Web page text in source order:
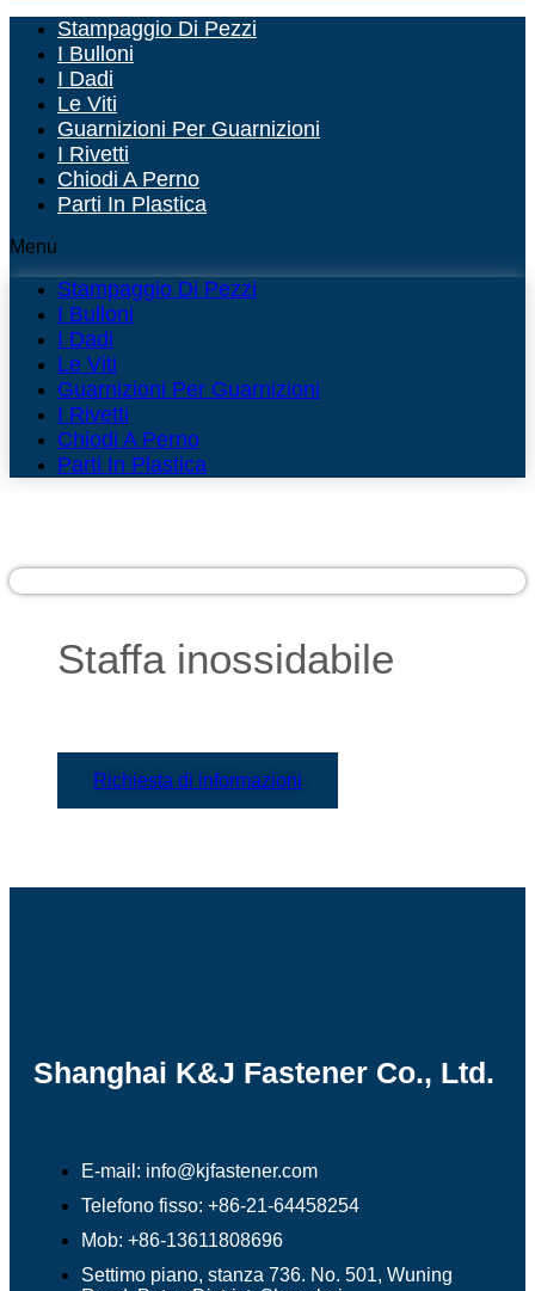
Stampaggio Di Pezzi
I Bulloni
I Dadi
Le Viti
Guarnizioni Per Guarnizioni
I Rivetti
Chiodi A Perno
Parti In Plastica
Menu
Stampaggio Di Pezzi
I Bulloni
I Dadi
Le Viti
Guarnizioni Per Guarnizioni
I Rivetti
Chiodi A Perno
Parti In Plastica
Staffa inossidabile
Richiesta di informazioni
Shanghai K&J Fastener Co., Ltd.
E-mail: info@kjfastener.com
Telefono fisso: +86-21-64458254
Mob: +86-13611808696
Settimo piano, stanza 736. No. 501, Wuning